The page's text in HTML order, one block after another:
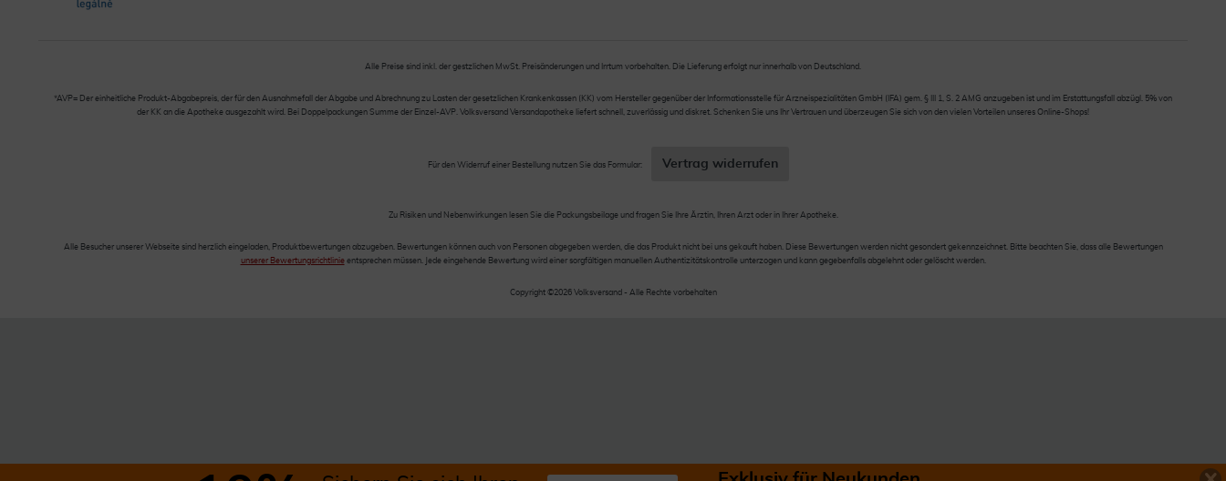
Alle Preise sind inkl. der gestzlichen MwSt. Preisänderungen und Irrtum vorbehalten. Die Lieferung erfolgt nur innerhalb von Deutschland.
*AVP= Der einheitliche Produkt-Abgabepreis, der für den Ausnahmefall der Abgabe und Abrechnung zu Lasten der gesetzlichen Krankenkassen (KK) vom Hersteller gegenüber der Informationsstelle für Arzneispezialitäten GmbH (IFA) gem. § III 1, S. 2 AMG anzugeben ist und im Erstattungsfall abzügl. 5% von
der KK an die Apotheke ausgezahlt wird. Bei Doppelpackungen Summe der Einzel-AVP. Volksversand Versandapotheke liefert schnell, zuverlässig und diskret. Schenken Sie uns Ihr Vertrauen und überzeugen Sie sich von den vielen Vorteilen unseres Online-Shops!
Für den Widerruf einer Bestellung nutzen Sie das Formular: Vertrag widerrufen
Zu Risiken und Nebenwirkungen lesen Sie die Packungsbeilage und fragen Sie Ihre Ärztin, Ihren Arzt oder in Ihrer Apotheke.
Alle Besucher unserer Webseite sind herzlich eingeladen, Produktbewertungen abzugeben. Bewertungen können auch von Personen abgegeben werden, die das Produkt nicht bei uns gekauft haben. Diese Bewertungen werden nicht gesondert gekennzeichnet. Bitte beachten Sie, dass alle Bewertungen
unserer Bewertungsrichtlinieentsprechen müssen. Jede eingehende Bewertung wird einer sorgfältigen manuellen Authentizitätskontrolle unterzogen und kann gegebenfalls abgelehnt oder gelöscht werden.
Copyright ©2026 Volksversand - Alle Rechte vorbehalten